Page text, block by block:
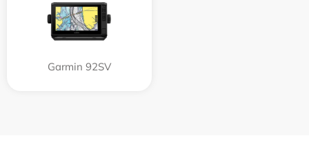
Garmin 92SV